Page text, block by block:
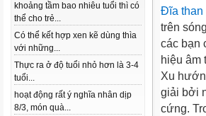
khoảng tầm bao nhiêu tuổi thì có
thể cho trẻ...
Có thể kết hợp xen kẽ dùng thìa
với những...
Thực ra ở độ tuổi nhỏ hơn là 3-4
tuổi...
hoạt động rất ý nghĩa nhân dịp
8/3, món quà...
Đĩa than
trên
các bạn
hiệu âm
Xu
giải bởi
cứng.